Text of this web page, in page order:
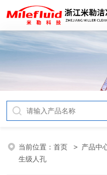
当前位置：首页 > 产品中
生级人孔